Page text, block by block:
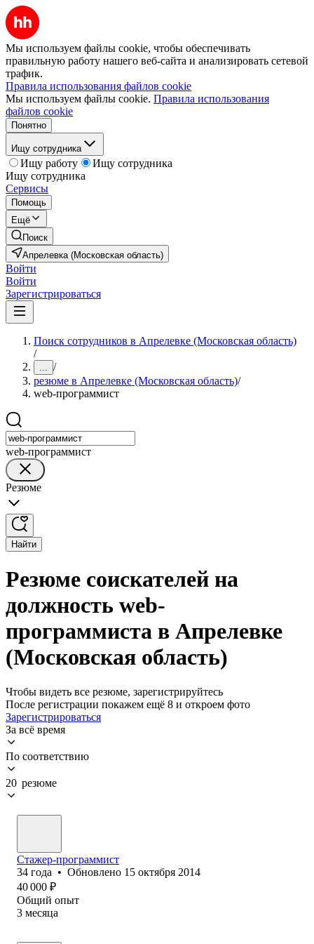
Мы используем файлы cookie, чтобы обеспечивать
правильную работу нашего веб-сайта и анализировать сетевой
трафик.
Правила использования файлов cookie
Мы используем файлы cookie. Правила использования
файлов cookie
Понятно
Ищу сотрудника
Ищу работу
Ищу сотрудника
Ищу сотрудника
Сервисы
Помощь
Ещё
Поиск
Апрелевка (Московская область)
Войти
Войти
Зарегистрироваться
Поиск сотрудников в Апрелевке (Московская область)
/
... /
резюме в Апрелевке (Московская область)/
web-программист
web-программист
Резюме
Найти
Резюме соискателей на
должность web-
программиста в Апрелевке
(Московская область)
Чтобы видеть все резюме, зарегистрируйтесь
После регистрации покажем ещё 8 и откроем фото
Зарегистрироваться
За всё время
По соответствию
20 резюме
Стажер-программист
34 года • Обновлено 15 октября 2014
40 000 ₽
Общий опыт
3 месяца